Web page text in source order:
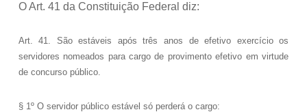
O Art. 41 da Constituição Federal diz:
Art. 41. São estáveis após três anos de efetivo exercício os
servidores nomeados para cargo de provimento efetivo em virtude
de concurso público.
§ 1º O servidor público estável só perderá o cargo: